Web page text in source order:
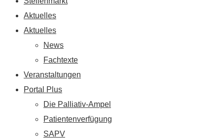
Aktuelles
Aktuelles
News
Fachtexte
Veranstaltungen
Portal Plus
Die Palliativ-Ampel
Patientenverfügung
SAPV